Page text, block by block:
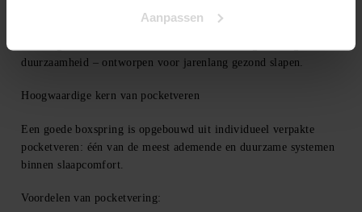
Aanpassen
25 modellen hoofdborden
duurzaamheid – ontworpen voor jarenlang gezond slapen.
Hoogwaardige kern van pocketveren
Een goede boxspring is opgebouwd uit individueel verpakte
pocketveren: één van de meest ademende en duurzame systemen
binnen slaapcomfort.
Voordelen van pocketvering: